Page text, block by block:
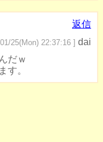
返信
25(Mon) 22:37:16 ] dai
だｗ
す。